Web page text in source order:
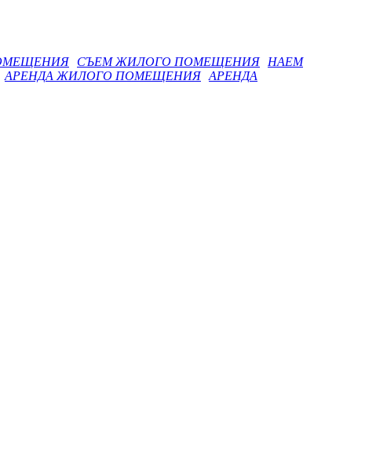
СЪЕМ ЖИЛОГО ПОМЕЩЕНИЯ
НАЕМ
АРЕНДА ЖИЛОГО ПОМЕЩЕНИЯ АРЕНДА